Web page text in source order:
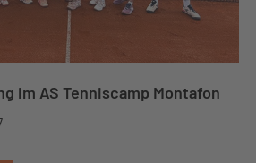
im AS Tenniscamp Montafon